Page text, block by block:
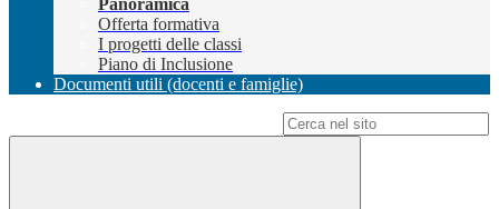
Panoramica
Offerta formativa
I progetti delle classi
Piano di Inclusione
Documenti utili (docenti e famiglie)